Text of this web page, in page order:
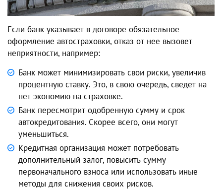
Если банк указывает в договоре обязательное
оформление автостраховки, отказ от нее вызовет
неприятности, например:
Банк может минимизировать свои риски, увеличив
процентную ставку. Это, в свою очередь, сведет на
нет экономию на страховке.
Банк пересмотрит одобренную сумму и срок
автокредитования. Скорее всего, они могут
уменьшиться.
Кредитная организация может потребовать
дополнительный залог, повысить сумму
первоначального взноса или использовать иные
методы для снижения своих рисков.